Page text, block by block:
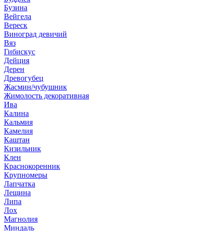
Бузина
Вейгела
Вереск
Виноград девичий
Вяз
Гибискус
Дейция
Дерен
Древогубец
Жасмин/чубушник
Жимолость декоративная
Ива
Калина
Кальмия
Камелия
Каштан
Кизильник
Клен
Краснокоренник
Крупномеры
Лапчатка
Лещина
Липа
Лох
Магнолия
Миндаль